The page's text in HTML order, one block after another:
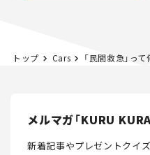
トップ Cars 「民間救急」って何？ 高まる需要と
メルマガ「KURU
新着記事やプレゼントクイ